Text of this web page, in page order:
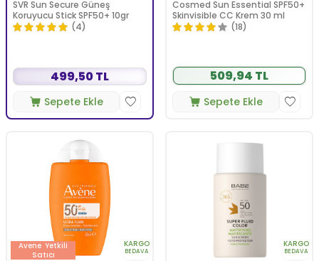
SVR Sun Secure Güneş
Koruyucu Stick SPF50+ 10gr
(4)
499,50 TL
Sepete Ekle
Cosmed Sun Essential SPF50+
Skinvisible CC Krem 30 ml
(18)
509,94 TL
Sepete Ekle
Avene Yetkili
Satıcı
KARGO
BEDAVA
KARGO
BEDAVA